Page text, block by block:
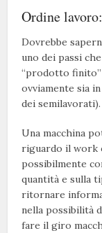
Ordine
Dovrebbe
uno dei passi
“prodotto finito”
ovviamente sia
dei semilavorati).
Una macchina
riguardo il work
possibilmente
quantità e sulla
ritornare
nella possibilità
fare il giro